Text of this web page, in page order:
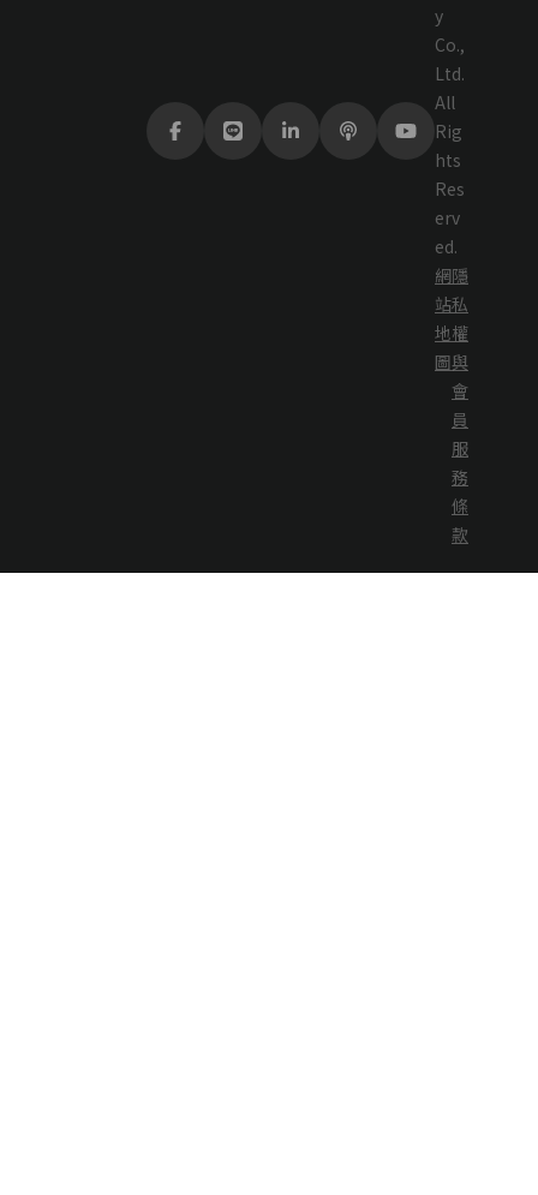
y
Co.,
Ltd.
All
Rig
hts
Res
erv
ed.
網
站
地
圖
隱
私
權
與
會
員
服
務
條
款